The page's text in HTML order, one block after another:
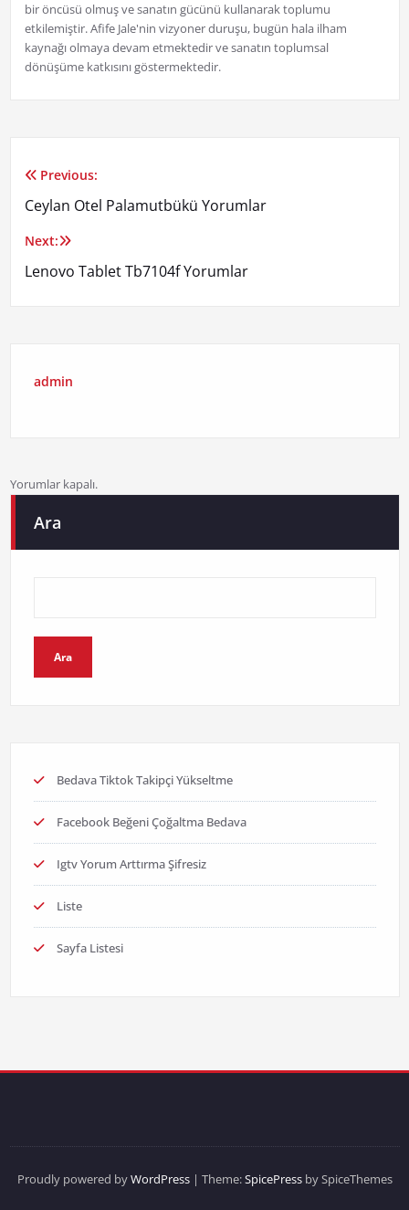
bir öncüsü olmuş ve sanatın gücünü kullanarak toplumu
etkilemiştir. Afife Jale'nin vizyoner duruşu, bugün hala ilham
kaynağı olmaya devam etmektedir ve sanatın toplumsal
dönüşüme katkısını göstermektedir.
Yazı
gezinmesi
Previous:
Ceylan Otel Palamutbükü Yorumlar
Next:
Lenovo Tablet Tb7104f Yorumlar
admin
Yorumlar kapalı.
Ara
Ara
Bedava Tiktok Takipçi Yükseltme
Facebook Beğeni Çoğaltma Bedava
Igtv Yorum Arttırma Şifresiz
Liste
Sayfa Listesi
Proudly powered byWordPress| Theme:SpicePressby SpiceThemes